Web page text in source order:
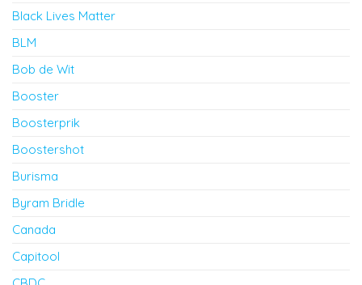
Black Lives Matter
BLM
Bob de Wit
Booster
Boosterprik
Boostershot
Burisma
Byram Bridle
Canada
Capitool